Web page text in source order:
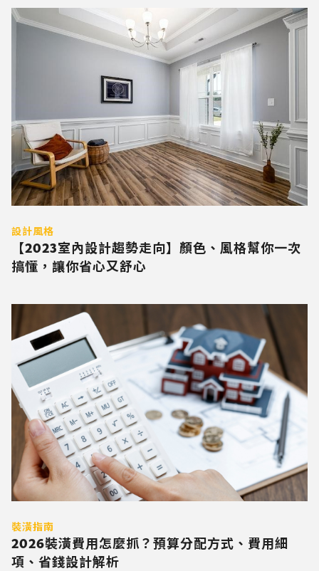
設計風格
【2023室內設計趨勢走向】顏色、風格幫你一次
搞懂，讓你省心又舒心
裝潢指南
2026裝潢費用怎麼抓？預算分配方式、費用細
項、省錢設計解析